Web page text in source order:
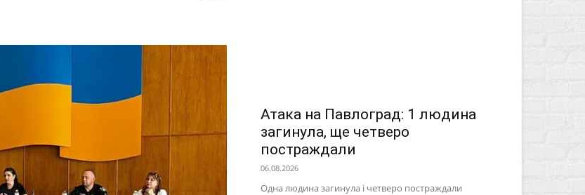
Атака на Павлоград: 1 людина
загинула, ще четверо
постраждали
06.08.2026
Одна людина загинула і четверо постраждали